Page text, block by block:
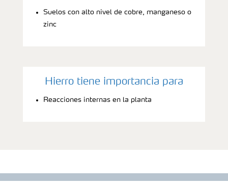
Suelos con alto nivel de cobre, manganeso o
zinc
Hierro tiene importancia para
Reacciones internas en la planta